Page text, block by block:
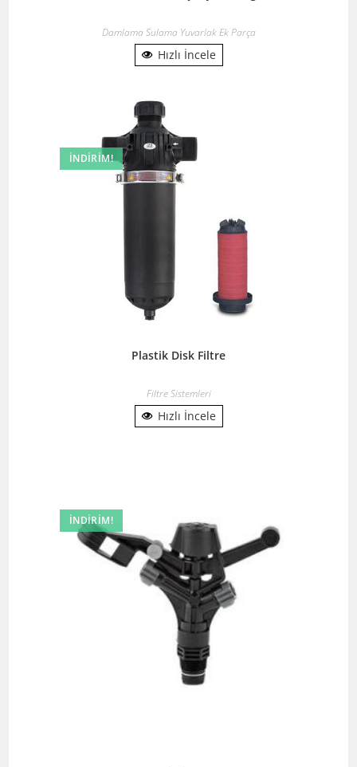
Damlama Sulama Yuvarlak Ek Parça
Hızlı İncele
İNDIRIM!
Plastik Disk Filtre
Filtre Sistemleri
Hızlı İncele
İNDIRIM!